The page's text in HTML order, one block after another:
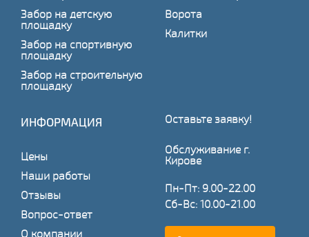
Забор на детскую
площадку
Забор на спортивную
площадку
Забор на строительную
площадку
Ворота
Калитки
ИНФОРМАЦИЯ
Цены
Наши работы
Отзывы
Вопрос-ответ
Оставьте заявку!
Обслуживание г.
Кирове
Пн-Пт: 9.00-22.00
Сб-Вс: 10.00-21.00